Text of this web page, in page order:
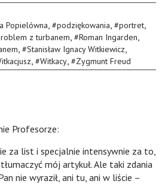
Popielówna, #podziękowania, #portret,
z turbanem, #Roman Ingarden,
, #Stanisław Ignacy Witkiewicz,
, #Witkacy, #Zygmunt Freud
Profesorze:
za list i specjalnie intensywnie za to,
mój artykuł. Ale taki zdania
nie wyraził, ani tu, ani w liście –